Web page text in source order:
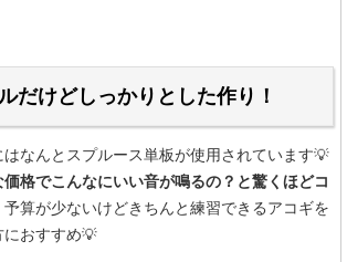
だけどしっかりとした作り！
なんとスプルース単板が使用されています💡
価格でこんなにいい音が鳴るの？と驚くほどコ
予算が少ないけどきちんと練習できるアコギを
おすすめ💡